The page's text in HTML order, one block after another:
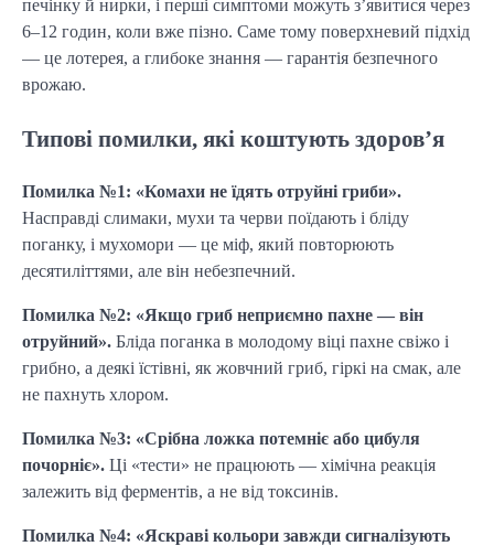
печінку й нирки, і перші симптоми можуть з’явитися через
6–12 годин, коли вже пізно. Саме тому поверхневий підхід
— це лотерея, а глибоке знання — гарантія безпечного
врожаю.
Типові помилки, які коштують здоров’я
Помилка №1: «Комахи не їдять отруйні гриби».
Насправді слимаки, мухи та черви поїдають і бліду
поганку, і мухомори — це міф, який повторюють
десятиліттями, але він небезпечний.
Помилка №2: «Якщо гриб неприємно пахне — він
отруйний». Бліда поганка в молодому віці пахне свіжо і
грибно, а деякі їстівні, як жовчний гриб, гіркі на смак, але
не пахнуть хлором.
Помилка №3: «Срібна ложка потемніє або цибуля
почорніє». Ці «тести» не працюють — хімічна реакція
залежить від ферментів, а не від токсинів.
Помилка №4: «Яскраві кольори завжди сигналізують